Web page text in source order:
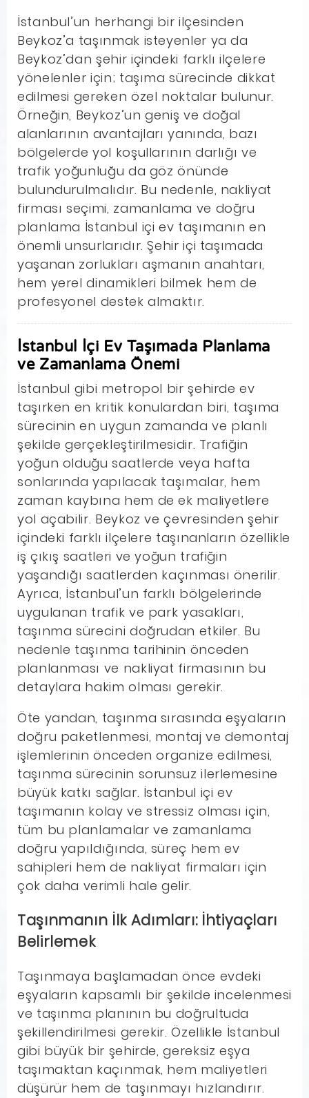
İstanbul’un herhangi bir ilçesinden
Beykoz’a taşınmak isteyenler ya da
Beykoz’dan şehir içindeki farklı ilçelere
yönelenler için; taşıma sürecinde dikkat
edilmesi gereken özel noktalar bulunur.
Örneğin, Beykoz’un geniş ve doğal
alanlarının avantajları yanında, bazı
bölgelerde yol koşullarının darlığı ve
trafik yoğunluğu da göz önünde
bulundurulmalıdır. Bu nedenle, nakliyat
firması seçimi, zamanlama ve doğru
planlama İstanbul içi ev taşımanın en
önemli unsurlarıdır. Şehir içi taşımada
yaşanan zorlukları aşmanın anahtarı,
hem yerel dinamikleri bilmek hem de
profesyonel destek almaktır.
İstanbul İçi Ev Taşımada Planlama
ve Zamanlama Önemi
İstanbul gibi metropol bir şehirde ev
taşırken en kritik konulardan biri, taşıma
sürecinin en uygun zamanda ve planlı
şekilde gerçekleştirilmesidir. Trafiğin
yoğun olduğu saatlerde veya hafta
sonlarında yapılacak taşımalar, hem
zaman kaybına hem de ek maliyetlere
yol açabilir. Beykoz ve çevresinden şehir
içindeki farklı ilçelere taşınanların özellikle
iş çıkış saatleri ve yoğun trafiğin
yaşandığı saatlerden kaçınması önerilir.
Ayrıca, İstanbul’un farklı bölgelerinde
uygulanan trafik ve park yasakları,
taşınma sürecini doğrudan etkiler. Bu
nedenle taşınma tarihinin önceden
planlanması ve nakliyat firmasının bu
detaylara hakim olması gerekir.
Öte yandan, taşınma sırasında eşyaların
doğru paketlenmesi, montaj ve demontaj
işlemlerinin önceden organize edilmesi,
taşınma sürecinin sorunsuz ilerlemesine
büyük katkı sağlar. İstanbul içi ev
taşımanın kolay ve stressiz olması için,
tüm bu planlamalar ve zamanlama
doğru yapıldığında, süreç hem ev
sahipleri hem de nakliyat firmaları için
çok daha verimli hale gelir.
Taşınmanın İlk Adımları: İhtiyaçları
Belirlemek
Taşınmaya başlamadan önce evdeki
eşyaların kapsamlı bir şekilde incelenmesi
ve taşınma planının bu doğrultuda
şekillendirilmesi gerekir. Özellikle İstanbul
gibi büyük bir şehirde, gereksiz eşya
taşımaktan kaçınmak, hem maliyetleri
düşürür hem de taşınmayı hızlandırır.